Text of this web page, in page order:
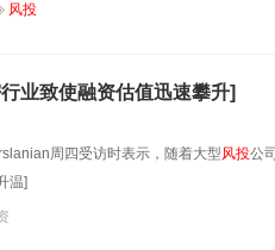
风投
业致使融资估值迅速攀升]
周四受访时表示，随着大型风投公
温]